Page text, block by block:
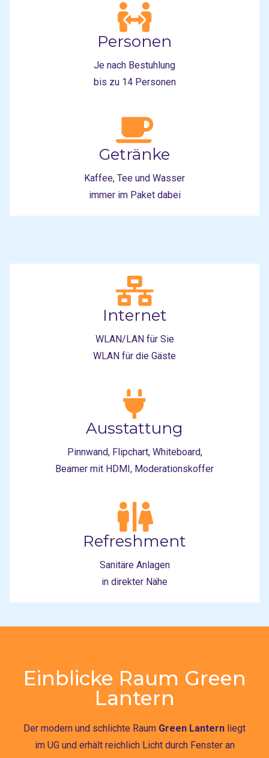
Personen
Je nach Bestuhlung
bis zu 14 Personen
Getränke
Kaffee, Tee und Wasser
immer im Paket dabei
Internet
WLAN/LAN für Sie
WLAN für die Gäste
Ausstattung
Pinnwand, Flipchart, Whiteboard,
Beamer mit HDMI, Moderationskoffer
Refreshment
Sanitäre Anlagen
in direkter Nähe
Einblicke Raum Green
Lantern
Der modern und schlichte Raum Green Lantern liegt
im UG und erhält reichlich Licht durch Fenster an